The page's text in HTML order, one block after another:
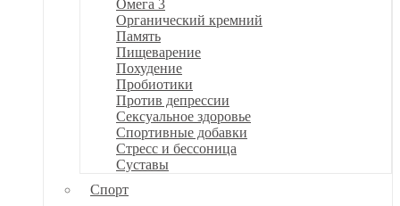
Омега 3
Органический кремний
Память
Пищеварение
Похудение
Пробиотики
Против депрессии
Сексуальное здоровье
Спортивные добавки
Стресс и бессоница
Суставы
Спорт